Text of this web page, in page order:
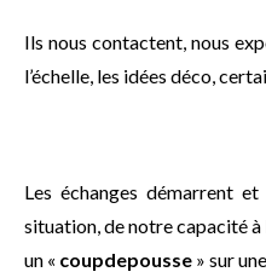
Ils nous contactent, nous
l’échelle, les idées déco,
Les échanges démarrent
situation, de notre capacité à
un « coupdepousse » sur